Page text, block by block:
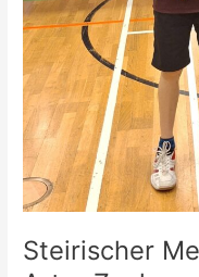
Steirischer